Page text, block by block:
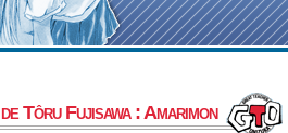
Tôru Fujisawa : Amarimon